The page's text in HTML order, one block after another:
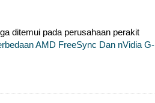
ditemui pada perusahaan perakit
AMD FreeSync Dan nVidia G-